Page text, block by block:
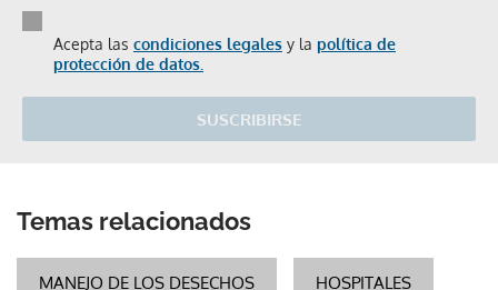
Acepta las condiciones legales y la política de
protección de datos.
SUSCRIBIRSE
Temas relacionados
MANEJO DE LOS DESECHOS HOSPITALES